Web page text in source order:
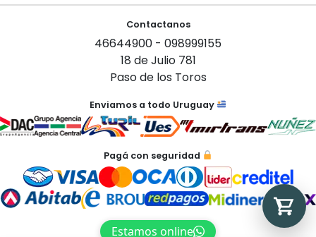
Navegación
Contactanos
46644900 - 098999155
18 de Julio 781
Paso de los Toros
Enviamos a todo Uruguay
Pagá con seguridad
Estamos online
automáticamente.